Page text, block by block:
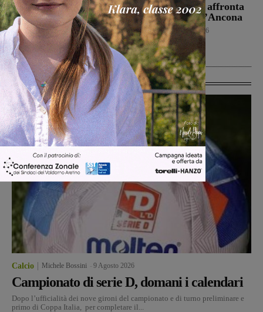
Il Terrranuova Traiana
battuto 3-1
nell’amichevole di
Grosseto
Calcio 8 Agosto 2026
Il Montevarchi affronta
in amichevole l’Ancona
Calcio 8 Agosto 2026
Ultime Calcio
Calcio Michele Bossini 9 Agosto 2026
Campionato di serie D, domani i calendari
Dopo l’ufficialità dei nove gironi del campionato e di turno preliminare e
primo di Coppa Italia, per completare il...